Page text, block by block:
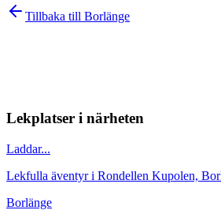
Tillbaka till Borlänge
Lekplatser i närheten
Laddar...
Lekfulla äventyr i Rondellen Kupolen,
Borlänge